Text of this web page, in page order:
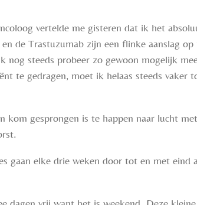
vertelde me gisteren dat ik het
de Trastuzumab zijn een flinke aanslag op
steeds probeer zo gewoon mogelijk
te gedragen, moet ik helaas steeds vaker
gesprongen is te happen naar lucht
gaan elke drie weken door tot en met